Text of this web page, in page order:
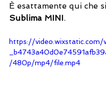
È esattamente qui che
Sublima MINI.
https://video.wixstatic.com/
/480p/mp4/file.mp4